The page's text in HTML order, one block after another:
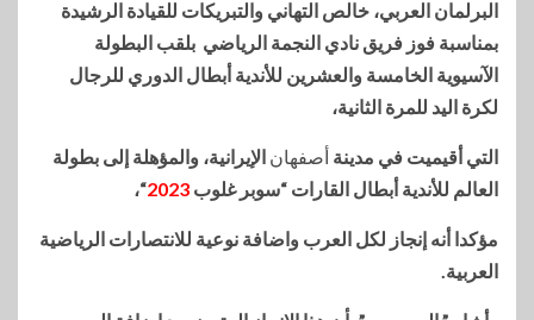
البرلمان العربي، خالص التهاني والتبريكات للقيادة الرشيدة
بمناسبة فوز فريق نادي النجمة الرياضي بلقب البطولة
الآسيوية الخامسة والعشرين للأندية أبطال الدوري للرجال
لكرة اليد للمرة الثانية،
التي أقيميت في مدينة أصفهان الإيرانية، والمؤهلة إلى بطولة
العالم للأندية أبطال القارات “سوبر غلوب 2023“،
مؤكدا أنه إنجاز لكل العرب واضافة نوعية للانتصارات الرياضية
العربية.